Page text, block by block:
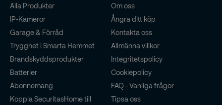
Alla Produkter
IP-Kameror
Garage & Förråd
Trygghet i Smarta Hemmet
Brandskyddsprodukter
Batterier
Abonnemang
Koppla SecuritasHome till
Om oss
Ångra ditt köp
Kontakta oss
Allmänna villkor
Integritetspolicy
Cookiepolicy
FAQ - Vanliga frågor
Tipsa oss